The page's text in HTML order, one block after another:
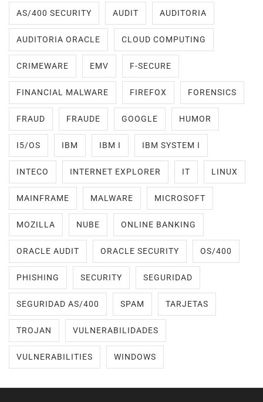
AS/400 SECURITY AUDIT AUDITORIA
AUDITORIA ORACLE CLOUD COMPUTING
CRIMEWARE EMV F-SECURE
FINANCIAL MALWARE FIREFOX FORENSICS
FRAUD FRAUDE GOOGLE HUMOR
I5/OS IBM IBM I IBM SYSTEM I
INTECO INTERNET EXPLORER IT LINUX
MAINFRAME MALWARE MICROSOFT
MOZILLA NUBE ONLINE BANKING
ORACLE AUDIT ORACLE SECURITY OS/400
PHISHING SECURITY SEGURIDAD
SEGURIDAD AS/400 SPAM TARJETAS
TROJAN VULNERABILIDADES
VULNERABILITIES WINDOWS